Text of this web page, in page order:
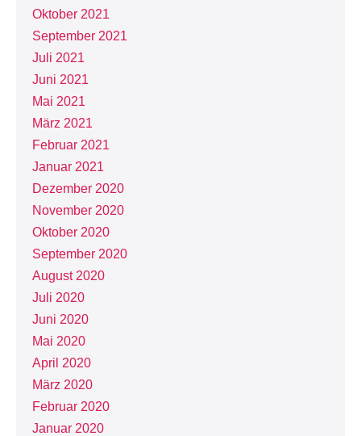
Oktober 2021
September 2021
Juli 2021
Juni 2021
Mai 2021
März 2021
Februar 2021
Januar 2021
Dezember 2020
November 2020
Oktober 2020
September 2020
August 2020
Juli 2020
Juni 2020
Mai 2020
April 2020
März 2020
Februar 2020
Januar 2020